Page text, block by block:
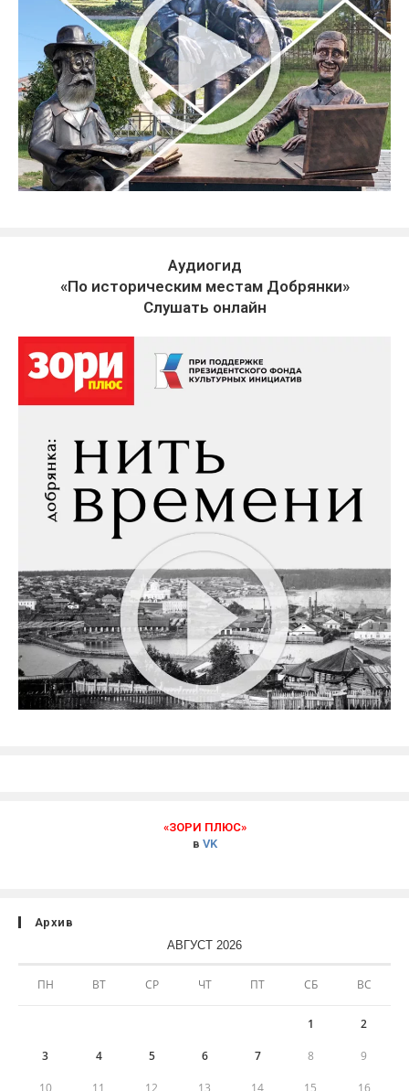
Аудиогид
«По историческим местам Добрянки»
Слушать онлайн
«ЗОРИ ПЛЮС»
в VK
Архив
АВГУСТ 2026
ПН ВТ СР ЧТ ПТ СБ ВС
1 2
3 4 5 6 7 8 9
10 11 12 13 14 15 16